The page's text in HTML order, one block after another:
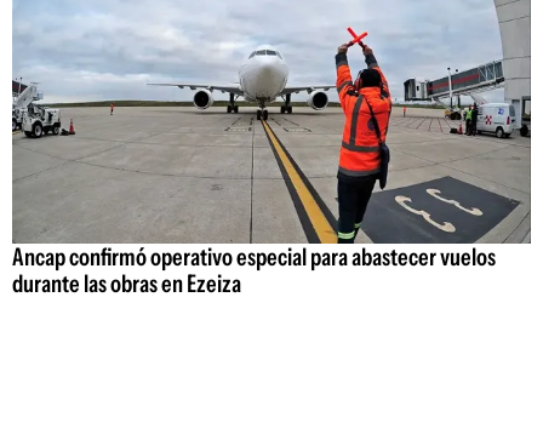
Ancap confirmó operativo especial para abastecer vuelos
durante las obras en Ezeiza